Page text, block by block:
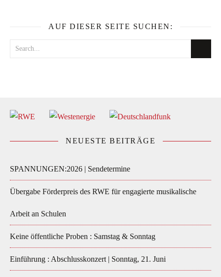
AUF DIESER SEITE SUCHEN:
NEUESTE BEITRÄGE
SPANNUNGEN:2026 | Sendetermine
Übergabe Förderpreis des RWE für engagierte musikalische
Arbeit an Schulen
Keine öffentliche Proben : Samstag & Sonntag
Einführung : Abschlusskonzert | Sonntag, 21. Juni